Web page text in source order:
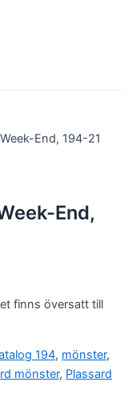
End, 194-21
End,
finns översatt till
194, mönster,
mönster, Plassard